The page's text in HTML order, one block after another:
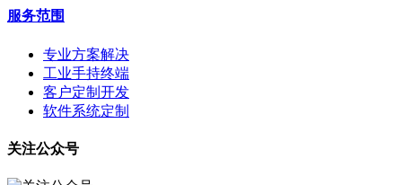
服务范围
专业方案解决
工业手持终端
客户定制开发
软件系统定制
关注公众号